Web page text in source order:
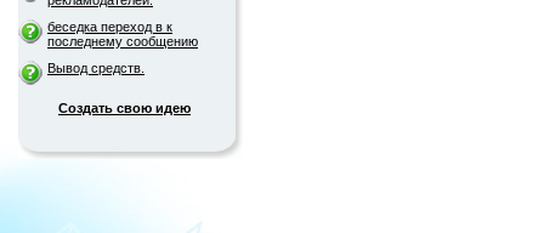
беседка переход в к
последнему сообщению
Вывод средств.
Создать свою идею